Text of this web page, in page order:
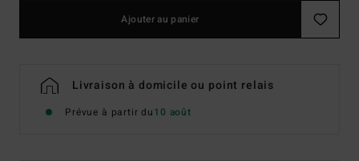
Ajouter au panier
Livraison à domicile ou point relais
Prévue à partir du10 août